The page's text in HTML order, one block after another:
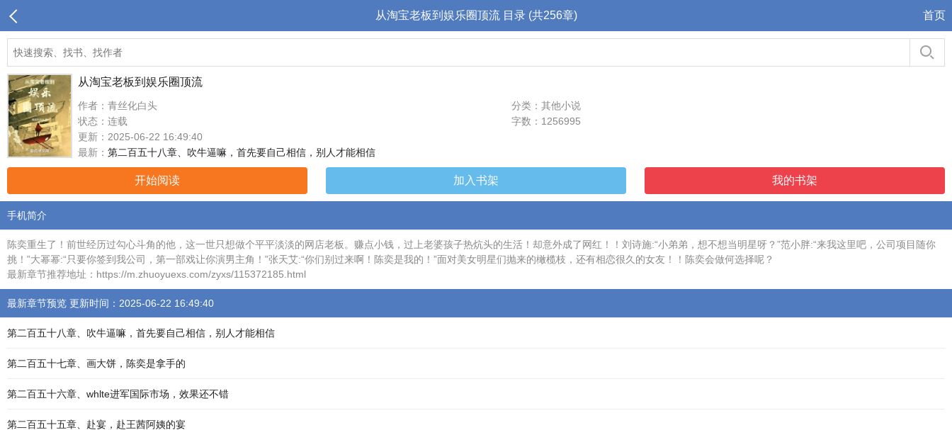
从淘宝老板到娱乐圈顶流 目录 (共256章) 首页
从淘宝老板到娱乐圈顶流
作者：青丝化白头
分类：其他小说
状态：连载
字数：1256995
更新：2025-06-22 16:49:40
最新： 第二百五十八章、吹牛逼嘛，首先要自己相信，别人才能相信
开始阅读 加入书架 我的书架
手机简介
陈奕重生了！前世经历过勾心斗角的他，这一世只想做个平平淡淡的网店老板。赚点小钱，过上老婆孩子热炕头的生活！却意外成了网红！！刘诗施:“小弟弟，想不想当明星呀？”范小胖:“来我这里吧，公司项目随你
挑！”大幂幂:“只要你签到我公司，第一部戏让你演男主角！”张天艾:“你们别过来啊！陈奕是我的！”面对美女明星们抛来的橄榄枝，还有相恋很久的女友！！陈奕会做何选择呢？
最新章节推荐地址：https://m.zhuoyuexs.com/zyxs/115372185.html
最新章节预览 更新时间：2025-06-22 16:49:40
第二百五十八章、吹牛逼嘛，首先要自己相信，别人才能相信
第二百五十七章、画大饼，陈奕是拿手的
第二百五十六章、whlte进军国际市场，效果还不错
第二百五十五章、赴宴，赴王茜阿姨的宴